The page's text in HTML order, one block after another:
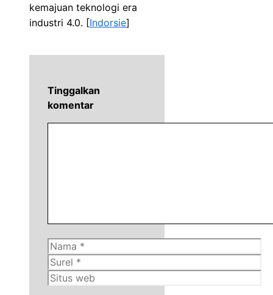
kemajuan teknologi era
industri 4.0. [Indorsie]
Tinggalkan
komentar
Nama
Surel
Situs